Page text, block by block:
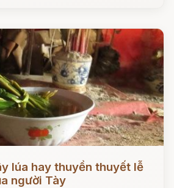
lúa hay thuyền thuyết lễ
người Tày